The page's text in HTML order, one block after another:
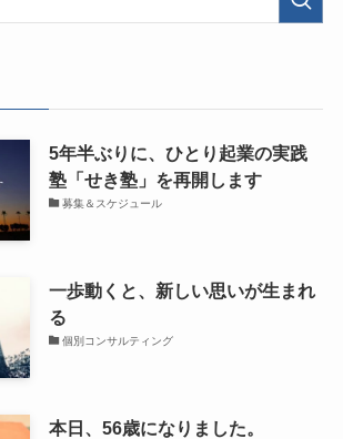
5年半ぶりに、ひとり起業の実践
塾「せき塾」を再開します
募集＆スケジュール
一歩動くと、新しい思いが生まれ
る
個別コンサルティング
本日、56歳になりました。